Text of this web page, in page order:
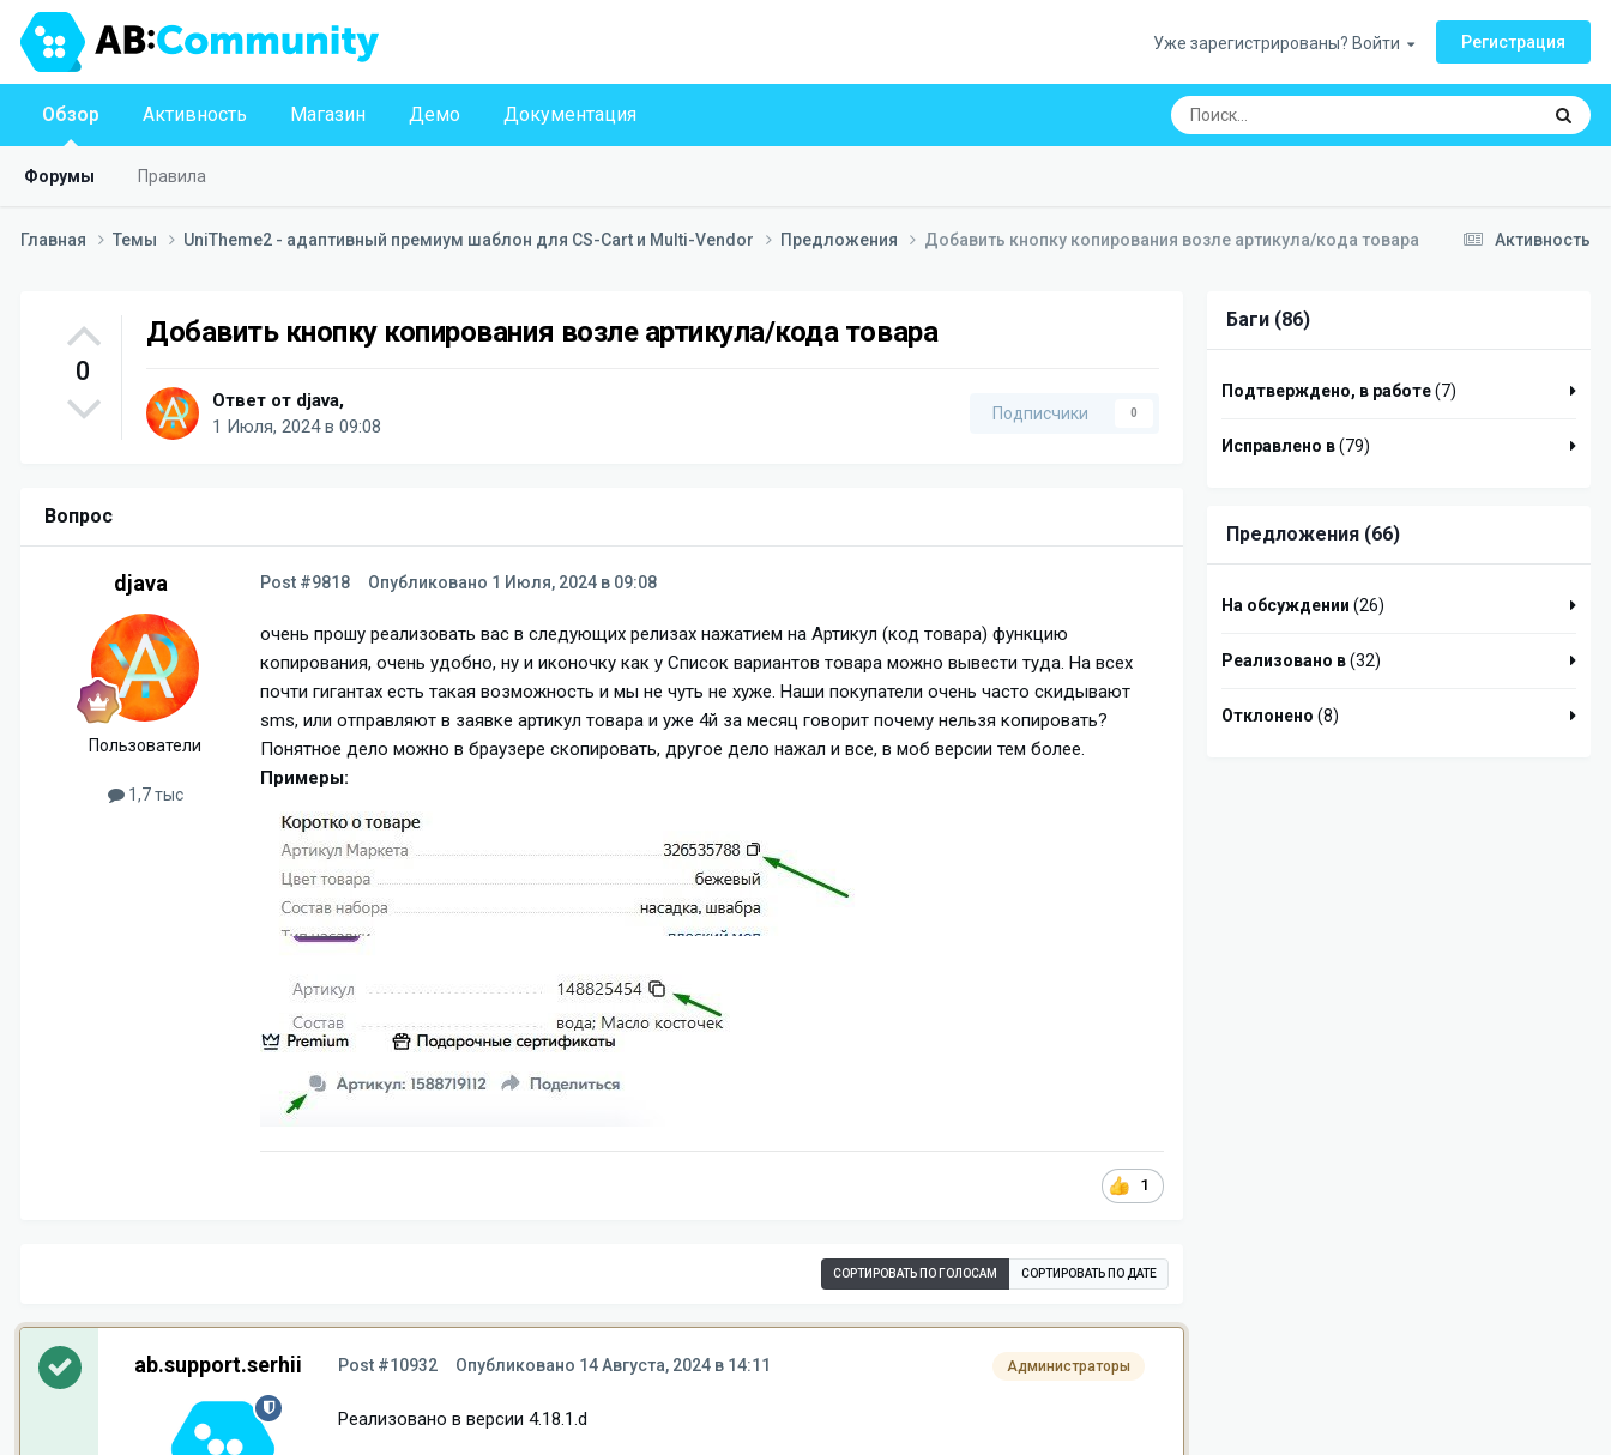
Уже зарегистрированы? Войти Регистрация
Обзор
Форумы Правила
Активность Магазин Демо Документация
Активность
Главная Темы UniTheme2 - адаптивный премиум шаблон для CS-Cart и Multi-Vendor Предложения Добавить кнопку копирования возле артикула/кода товара
0
Добавить кнопку копирования возле артикула/кода товара
Ответ от djava,
1 Июля, 2024 в 09:08
Подписчики 0
Вопрос
djava
Пользователи
1,7 тыс
Post #9818 Опубликовано 1 Июля, 2024 в 09:08
очень прошу реализовать вас в следующих релизах нажатием на Артикул (код товара) функцию
копирования, очень удобно, ну и иконочку как у Список вариантов товара можно вывести туда. На всех
почти гигантах есть такая возможность и мы не чуть не хуже. Наши покупатели очень часто скидывают
sms, или отправляют в заявке артикул товара и уже 4й за месяц говорит почему нельзя копировать?
Понятное дело можно в браузере скопировать, другое дело нажал и все, в моб версии тем более.
Примеры:
1
СОРТИРОВАТЬ ПО ГОЛОСАМ СОРТИРОВАТЬ ПО ДАТЕ
ab.support.serhii Администраторы
Post #10932 Опубликовано 14 Августа, 2024 в 14:11
Реализовано в версии 4.18.1.d
Баги (86)
Подтверждено, в работе(7)
Исправлено в(79)
Предложения (66)
На обсуждении (26)
Реализовано в(32)
Отклонено (8)